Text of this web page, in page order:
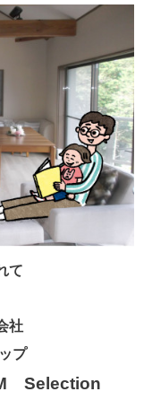
て
社
ップ
Selection